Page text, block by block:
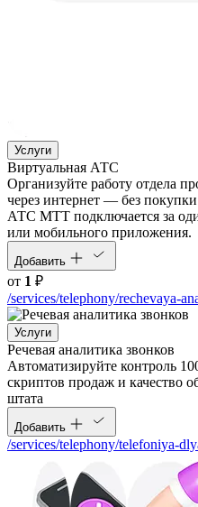
Услуги
Виртуальная АТС
Организуйте работу отдела
через интернет — без
АТС МТТ подключается за
или мобильного приложения.
Добавить
от 1 ₽
/services/telephony/rechevaya-
Услуги
Речевая аналитика звонков
Автоматизируйте контроль
скриптов продаж и качество
штата
Добавить
/services/telephony/telefoniya-